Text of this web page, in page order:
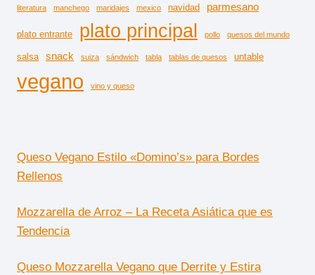
literatura manchego maridajes mexico navidad parmesano
plato entrante plato principal pollo quesos del mundo
salsa snack suiza sándwich tabla tablas de quesos untable
vegano vino y queso
Queso Vegano Estilo «Domino’s» para Bordes
Rellenos
Mozzarella de Arroz – La Receta Asiática que es
Tendencia
Queso Mozzarella Vegano que Derrite y Estira